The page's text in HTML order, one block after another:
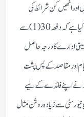
انھیں کن شرائط کی
پابندی کرنی ہوگی۔عدالت نے اپنے فیصلے میں یہ بھی واضح کیا ہے کہ دفعہ 30(1)سے
ادارے کا درجہ حاصل
اور مقاصد کے پس پشت
نے اپنے فائدے کے لیے
سے زیادہ روشن مثال